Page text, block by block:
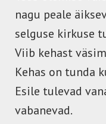
nagu peale
selguse kirkuse
Viib kehast
Kehas on tunda
Esile tulevad
vabanevad.